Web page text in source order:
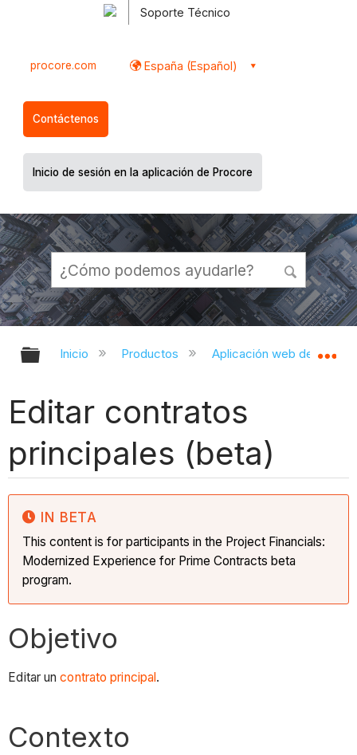
Soporte Técnico
procore.com España (Español)
Contáctenos
Inicio de sesión en la aplicación de Procore
Expandir/contraer jerarquía global
Inicio Productos Aplicación web de
Editar contratos
principales (beta)
IN BETA
This content is for participants in the Project Financials:
Modernized Experience for Prime Contracts beta
program.
Objetivo
Editar uncontrato principal .
Contexto